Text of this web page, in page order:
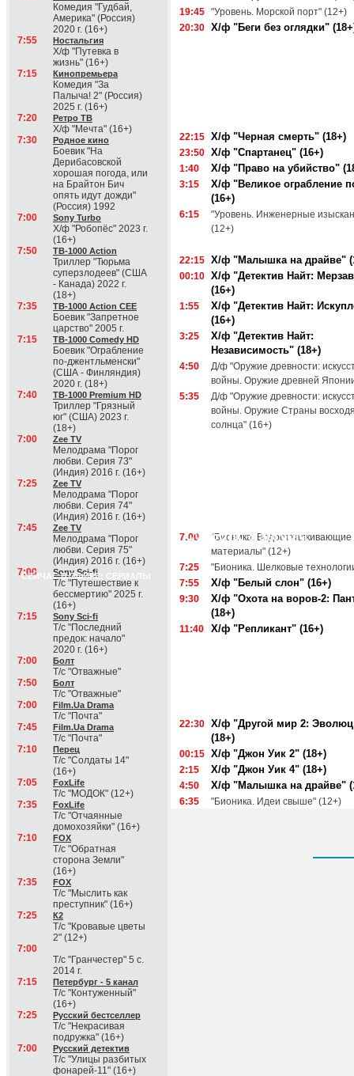
Комедия "Гудбай,
Америка" (Россия)
2020 г. (16+)
7:55
Ностальгия
Х/ф "Путевка в
жизнь" (16+)
7:15
Кинопремьера
Комедия "За
Палыча! 2" (Россия)
2025 г. (16+)
7:20
Ретро ТВ
Х/ф "Мечта" (16+)
7:30
Родное кино
Боевик "На
Дерибасовской
хорошая погода, или
на Брайтон Бич
опять идут дожди"
(Россия) 1992
7:00
Sony Turbo
Х/ф "Робопёс" 2023 г.
(16+)
7:50
ТВ-1000 Action
Триллер "Тюрьма
суперзлодеев" (США
- Канада) 2022 г.
(18+)
7:35
ТВ-1000 Action CEE
Боевик "Запретное
царство" 2005 г.
7:15
ТВ-1000 Comedy HD
Боевик "Ограбление
по-джентльменски"
(США - Финляндия)
2020 г. (18+)
7:40
ТВ-1000 Premium HD
Триллер "Грязный
юг" (США) 2023 г.
(18+)
7:00
Zee TV
Мелодрама "Порог
любви. Серия 73"
(Индия) 2016 г. (16+)
7:25
Zee TV
Мелодрама "Порог
любви. Серия 74"
(Индия) 2016 г. (16+)
7:45
Zee TV
Мелодрама "Порог
любви. Серия 75"
(Индия) 2016 г. (16+)
СЕЙЧАС В ЭФИРЕ: СЕРИАЛЫ
7:00 Sony Sci-fi
Т/с "Путешествие к
бессмертию" 2025 г.
(16+)
7:15
Sony Sci-fi
Т/с "Последний
предок: начало"
2020 г. (16+)
7:00
Болт
Т/с "Отважные"
7:50
Болт
Т/с "Отважные"
7:00
Film.Ua Drama
Т/с "Почта"
7:45
Film.Ua Drama
Т/с "Почта"
7:10
Перец
Т/с "Солдаты 14"
(16+)
7:05
FoxLife
Т/с "МОДОК" (12+)
7:35
FoxLife
Т/с "Отчаянные
домохозяйки" (16+)
7:10
FOX
Т/с "Обратная
сторона Земли"
(16+)
7:35
FOX
Т/с "Мыслить как
преступник" (16+)
7:25
К2
Т/с "Кровавые цветы
2" (12+)
7:00
Т/с "Гранчестер" 5 с.
2014 г.
7:15
Петербург - 5 канал
Т/с "Контуженный"
(16+)
7:25
Русский бестселлер
Т/с "Некрасивая
подружка" (16+)
7:00
Русский детектив
Т/с "Улицы разбитых
фонарей-11" (16+)
19:45 "Уровень. Морской порт" (12+)
20:30 Х/ф "Беги без оглядки"
22:15 Х/ф "Черная смерть" (18+)
23:50 Х/ф "Спартанец" (16+)
1:40 Х/ф "Право на убийство"
3:15
Х/ф "Великое ограбление
(16+)
6:15
"Уровень. Инженерные
(12+)
22:15 Х/ф "Малышка на драйве"
00:10 Х/ф "Детектив Найт:
(16+)
1:55
Х/ф "Детектив Найт:
(16+)
3:25
Х/ф "Детектив Найт:
Независимость" (18+)
4:50
Д/ф "Оружие древности:
войны. Оружие древней
5:35
Д/ф "Оружие древности:
войны. Оружие Страны
солнца" (16+)
Суббота, 8 августа
7:00
"Бионика. Водоотталкивающие
материалы" (12+)
7:25
"Бионика. Шелковые
7:55
Х/ф "Белый слон" (16+)
9:30
Х/ф "Охота на воров-2:
(18+)
11:40 Х/ф "Репликант" (16+)
22:30 Х/ф "Другой мир 2:
(18+)
00:15 Х/ф "Джон Уик 2" (18+)
2:15 Х/ф "Джон Уик 4" (18+)
4:50 Х/ф "Малышка на драйве"
6:35 "Бионика. Идеи свыше" (12+)